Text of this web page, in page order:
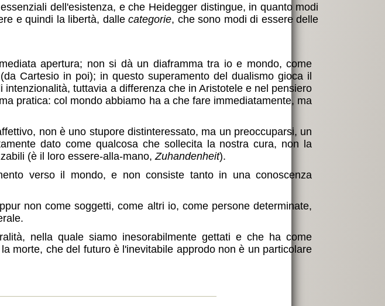
dell'esistenza, e che Heidegger distingue, in quanto modi
e quindi la libertà, dallecategorie, che sono modi di essere delle
apertura; non si dà un diaframma tra io e mondo, come
Cartesio in poi); in questo superamento del dualismo gioca il
tuttavia a differenza che in Aristotele e nel pensiero
pratica: col mondo abbiamo ha a che fare immediatamente, ma
non è uno stupore distinteressato, ma un preoccuparsi, un
dato come qualcosa che sollecita la nostra cura, non la
(è il loro essere-alla-mano, Zuhandenheit).
verso il mondo, e non consiste tanto in una conoscenza
non come soggetti, come altri io, come persone determinate,
nella quale siamo inesorabilmente gettati e che ha come
morte, che del futuro è l'inevitabile approdo non è un particolare